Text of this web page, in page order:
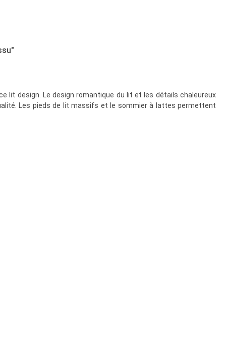
lit design. Le design romantique du lit et les détails chaleureux
Les pieds de lit massifs et le sommier à lattes permettent